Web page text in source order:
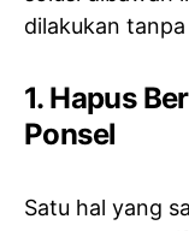
dilakukan
1. Hapus
Ponsel
Satu hal yang